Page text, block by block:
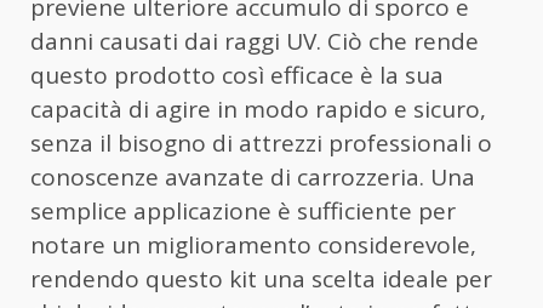
previene ulteriore accumulo di sporco e
danni causati dai raggi UV. Ciò che rende
questo prodotto così efficace è la sua
capacità di agire in modo rapido e sicuro,
senza il bisogno di attrezzi professionali o
conoscenze avanzate di carrozzeria. Una
semplice applicazione è sufficiente per
notare un miglioramento considerevole,
rendendo questo kit una scelta ideale per